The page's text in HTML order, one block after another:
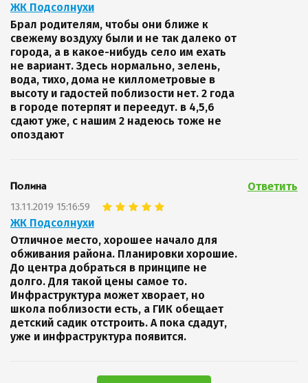
ЖК Подсолнухи
Брал родителям, чтобы они ближе к
свежему воздуху были и не так далеко от
города, а в какое-нибудь село им ехать
не вариант. Здесь нормально, зелень,
вода, тихо, дома не киллометровые в
высоту и гадостей поблизости нет. 2 года
в городе потерпят и переедут. в 4,5,6
сдают уже, с нашим 2 надеюсь тоже не
опоздают
Полина
13.11.2019 15:16:59
ЖК Подсолнухи
Ответить
Отличное место, хорошее начало для
обживания района. Планировки хорошие.
До центра добраться в принципе не
долго. Для такой цены самое то.
Инфраструктура может хворает, но
школа поблизости есть, а ГИК обещает
детский садик отстроить. А пока сдадут,
уже и инфраструктура появится.